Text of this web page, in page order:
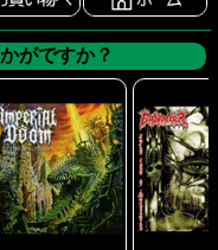
がですか？